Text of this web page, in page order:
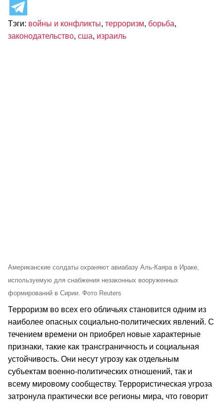
Тэги: войны и конфликты, терроризм, борьба,
законодательство, сша, израиль
Американские солдаты охраняют авиабазу Аль-Каяра в Ираке,
используемую для снабжения незаконных вооруженных
формирований в Сирии. Фото Reuters
Терроризм во всех его обличьях становится одним из
наиболее опасных социально-политических явлений. С
течением времени он приобрел новые характерные
признаки, такие как трансграничность и социальная
устойчивость. Они несут угрозу как отдельным
субъектам военно-политических отношений, так и
всему мировому сообществу. Террористическая угроза
затронула практически все регионы мира, что говорит